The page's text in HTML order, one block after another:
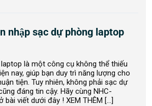
nhập sạc dự phòng laptop
là một công cụ không thể thiếu
nay, giúp bạn duy trì năng lượng cho
tiện. Tuy nhiên, không phải sạc dự
đáng tin cậy. Hãy cùng NHC-
bài viết dưới đây ! XEM THÊM […]